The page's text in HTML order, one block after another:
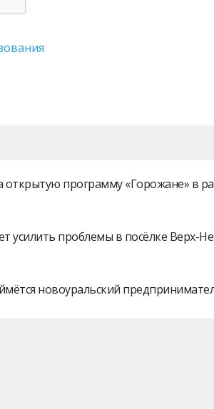
открытую программу «Горожане» в
усилить проблемы в посёлке Верх-
новоуральский